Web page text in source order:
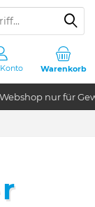
Webshop nur für
Warenkorb